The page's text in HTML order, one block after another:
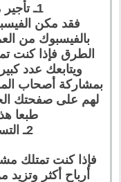
1ـ تأجير منشورات إعلانية للغير
فقد مكن
بالفيسبوك من
الطرق فإذا كنت
ويتابعك عدد
بمشاركة أصحاب
لهم على صفحتك
طبعا
2ـ التسويق للبزنس الخاص
فإذا كنت تمتلك
أرباح أكثر